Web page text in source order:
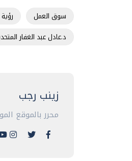
سوق العمل رؤية
د.عادل عبد الغفار
زينب رجب
محرر بالموقع